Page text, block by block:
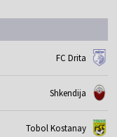
FC Drita
Shkendija
Tobol Kostanay